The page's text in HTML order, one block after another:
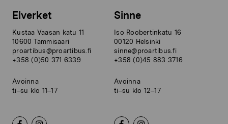
Elverket
Kustaa Vaasan katu 11
10600 Tammisaari
proartibus@proartibus.fi
+358 (0)50 371 6339
Avoinna
ti–su klo 11–17
Sinne
Iso Roobertinkatu 16
00120 Helsinki
sinne@proartibus.fi
+358 (0)45 883 3716
Avoinna
ti–su klo 12–17